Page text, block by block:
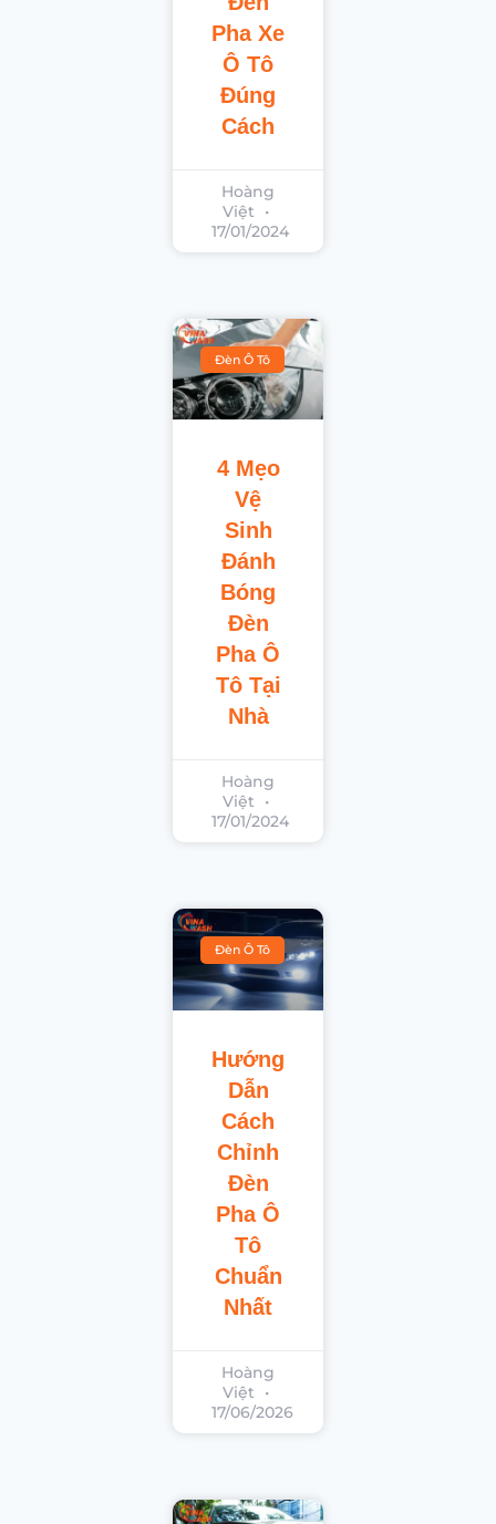
Pha Xe
Ô Tô
Đúng
Cách
Hoàng
Việt
17/01/2024
Đèn Ô Tô
4 Mẹo
Vệ
Sinh
Đánh
Bóng
Đèn
Pha Ô
Tô Tại
Nhà
Hoàng
Việt
17/01/2024
Đèn Ô Tô
Hướng
Dẫn
Cách
Chỉnh
Đèn
Pha Ô
Tô
Chuẩn
Nhất
Hoàng
Việt
17/06/2026